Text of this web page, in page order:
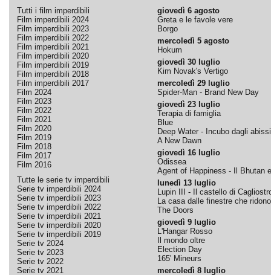
Tutti i film imperdibili
Film imperdibili 2024
Film imperdibili 2023
Film imperdibili 2022
Film imperdibili 2021
Film imperdibili 2020
Film imperdibili 2019
Film imperdibili 2018
Film imperdibili 2017
Film 2024
Film 2023
Film 2022
Film 2021
Film 2020
Film 2019
Film 2018
Film 2017
Film 2016
Tutte le serie tv imperdibili
Serie tv imperdibili 2024
Serie tv imperdibili 2023
Serie tv imperdibili 2022
Serie tv imperdibili 2021
Serie tv imperdibili 2020
Serie tv imperdibili 2019
Serie tv 2024
Serie tv 2023
Serie tv 2022
Serie tv 2021
giovedì 6 agosto
Greta e le favole vere
Borgo
mercoledì 5 agosto
Hokum
giovedì 30 luglio
Kim Novak's Vertigo
mercoledì 29 luglio
Spider-Man - Brand New Day
giovedì 23 luglio
Terapia di famiglia
Blue
Deep Water - Incubo dagli abissi
A New Dawn
giovedì 16 luglio
Odissea
Agent of Happiness - Il Bhutan
lunedì 13 luglio
Lupin III - Il castello di
La casa dalle finestre che ridono
The Doors
giovedì 9 luglio
L'Hangar Rosso
Il mondo oltre
Election Day
165' Mineurs
mercoledì 8 luglio